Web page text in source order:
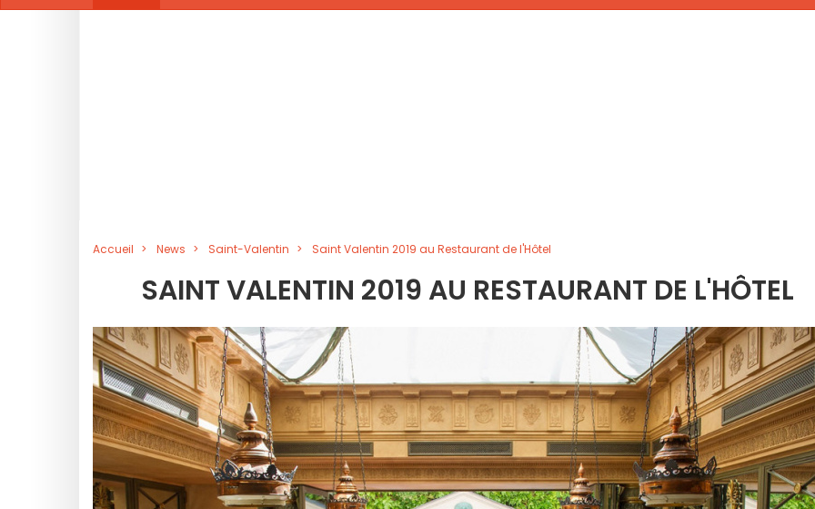
Accueil News Saint-Valentin Saint Valentin 2019 au Restaurant de l'Hôtel
SAINT VALENTIN 2019 AU RESTAURANT DE L'HÔTEL